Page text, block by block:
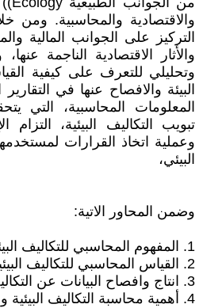
والاقتصادية والمحاسبية. ومن
التركيز على الجوانب المالية
والأثار الاقتصادية الناجمة
وتحليلي للتعرف على كيفية
البيئة والافصاح عنها في
المعلومات المحاسبية، التي
تبويب التكاليف البيئية، التزام
وعملية اتخاذ القرارات
البيئي،
وضمن المحاور الاتية:
1. المفهوم المحاسبي للتكاليف البيئية؛
2. القياس المحاسبي للتكاليف البيئية؛
3. انتاج وافصاح البيانات عن التكاليف البيئية؛
4. أهمية محاسبة التكاليف البيئية ومردودها الاجتماعي